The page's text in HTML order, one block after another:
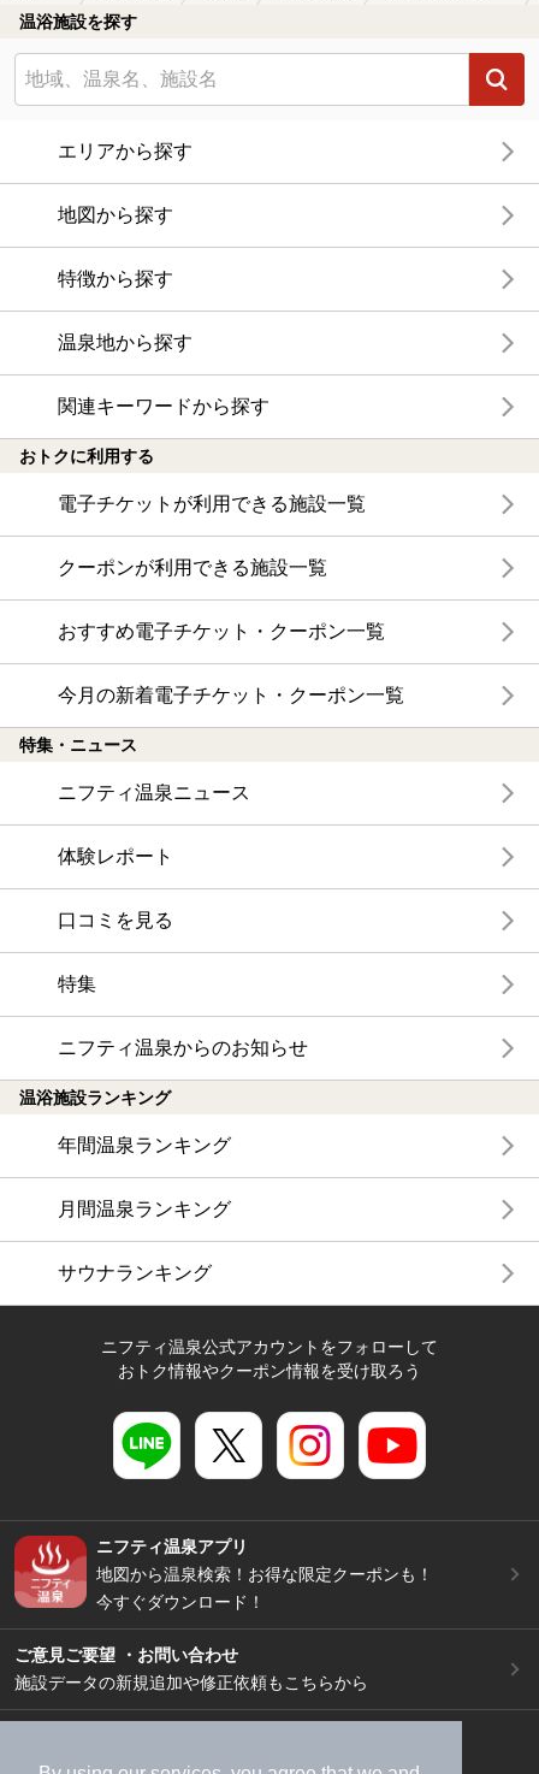
温浴施設を探す
エリアから探す
地図から探す
特徴から探す
温泉地から探す
関連キーワードから探す
おトクに利用する
電子チケットが利用できる施設一覧
クーポンが利用できる施設一覧
おすすめ電子チケット・クーポン一覧
今月の新着電子チケット・クーポン一覧
特集・ニュース
ニフティ温泉ニュース
体験レポート
口コミを見る
特集
ニフティ温泉からのお知らせ
温浴施設ランキング
年間温泉ランキング
月間温泉ランキング
サウナランキング
ニフティ温泉公式アカウントをフォローして
おトク情報やクーポン情報を受け取ろう
ニフティ温泉アプリ
地図から温泉検索！お得な限定クーポンも！
今すぐダウンロード！
ご意見ご要望 ・お問い合わせ
施設データの新規追加や修正依頼もこちらから
加盟店募集（資料請求）
広告出稿のご案内